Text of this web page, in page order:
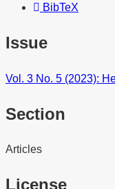
BibTeX
Issue
Vol. 3 No. 5 (2023):
Section
Articles
License